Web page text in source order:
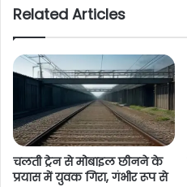
Related Articles
चलती ट्रेन से मोबाइल छीनने के
प्रयास में युवक गिरा, गंभीर रूप से